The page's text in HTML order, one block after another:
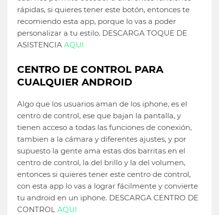
rápidas, si quieres tener este botón, entonces te
recomiendo esta app, porque lo vas a poder
personalizar a tu estilo. DESCARGA TOQUE DE
ASISTENCIA AQUI
CENTRO DE CONTROL PARA
CUALQUIER ANDROID
Algo que los usuarios aman de los iphone, es el
centro de control, ese que bajan la pantalla, y
tienen acceso a todas las funciones de conexión,
tambien a la cámara y diferentes ajustes, y por
supuesto la gente ama estas dos barritas en el
centro de control, la del brillo y la del volumen,
entonces si quieres tener este centro de control,
con esta app lo vas a lograr fácilmente y convierte
tu android en un iphone. DESCARGA CENTRO DE
CONTROL AQUI